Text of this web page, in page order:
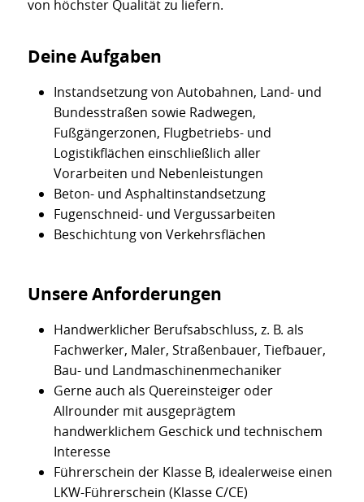
von höchster Qualität zu liefern.
Deine Aufgaben
Instandsetzung von Autobahnen, Land- und
Bundesstraßen sowie Radwegen,
Fußgängerzonen, Flugbetriebs- und
Logistikflächen einschließlich aller
Vorarbeiten und Nebenleistungen
Beton- und Asphaltinstandsetzung
Fugenschneid- und Vergussarbeiten
Beschichtung von Verkehrsflächen
Unsere Anforderungen
Handwerklicher Berufsabschluss, z. B. als
Fachwerker, Maler, Straßenbauer, Tiefbauer,
Bau- und Landmaschinenmechaniker
Gerne auch als Quereinsteiger oder
Allrounder mit ausgeprägtem
handwerklichem Geschick und technischem
Interesse
Führerschein der Klasse B, idealerweise einen
LKW-Führerschein (Klasse C/CE)